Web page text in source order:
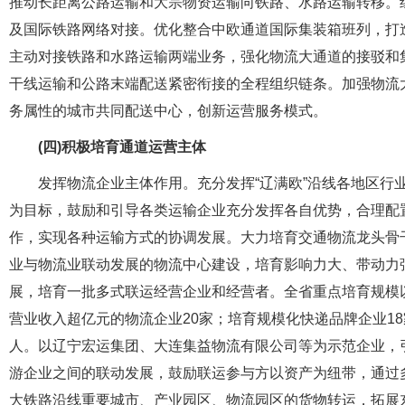
及国际铁路网络对接。优化整合中欧通道国际集装箱班列，
主动对接铁路和水路运输两端业务，强化物流大通道的接驳
干线运输和公路末端配送紧密衔接的全程组织链条。加强物
务属性的城市共同配送中心，创新运营服务模式。
(四)积极培育通道运营主体
发挥物流企业主体作用。充分发挥“辽满欧”沿线各地区
为目标，鼓励和引导各类运输企业充分发挥各自优势，合理
作，实现各种运输方式的协调发展。大力培育交通物流龙头
业与物流业联动发展的物流中心建设，培育影响力大、带动
展，培育一批多式联运经营企业和经营者。全省重点培育规
营业收入超亿元的物流企业20家；培育规模化快递品牌企业
人。以辽宁宏运集团、大连集益物流有限公司等为示范企业
游企业之间的联动发展，鼓励联运参与方以资产为纽带，通
大铁路沿线重要城市、产业园区、物流园区的货物转运，拓